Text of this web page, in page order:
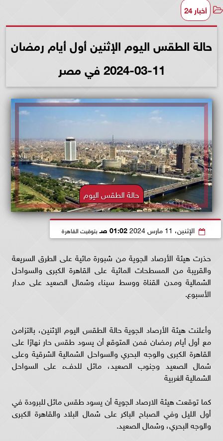
أخبار 24
حالة الطقس اليوم الإثنين أول أيام رمضان
11-03-2024 في مصر
حالة الطقس اليوم
الإثنين، 11 مارس 2024 01:02 صـ بتوقيت القاهرة
حذرت هيئة الأرصاد الجوية من شبورة مائية على الطرق السريعة
والقريبة من المسطحات المائية على القاهرة الكبرى والسواحل
الشمالية ومدن القناة ووسط سيناء وشمال الصعيد على مدار
الأسبوع.
وأعلنت هيئة الأرصاد الجوية حالة الطقس اليوم الإثنين، بالتزامن
مع أول أيام رمضان فمن المتوقع أن يسود طقس حار نهارًا على
القاهرة الكبرى والوجه البحري والسواحل الشمالية الشرقية وعلى
شمال الصعيد وجنوب الصعيد، مائل للدفء على السواحل
الشمالية الغربية
كما توقعت هيئة الارصاد الجوية أن يسود طقس مائل للبرودة في
أول الليل وفي الصباح الباكر على شمال البلاد والقاهرة الكبرى
والوجه البحري، وشمال الصعيد.